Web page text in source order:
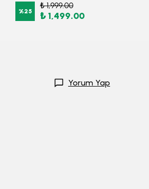
%25
₺ 1,999.00
₺ 1,499.00
Yorum Yap